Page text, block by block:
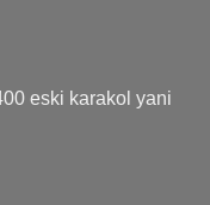
eski karakol yani